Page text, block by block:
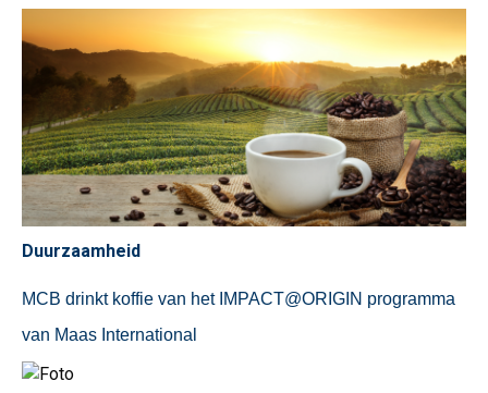
Duurzaamheid
MCB drinkt koffie van het IMPACT@ORIGIN programma
van Maas International